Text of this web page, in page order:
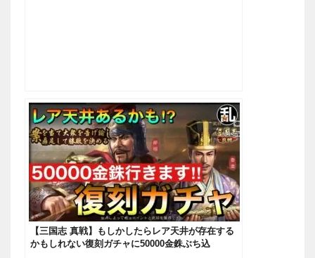
【三国志 真戦】もしかしたらレア天井が存在する
かもしれない復刻ガチャに50000金銖ぶち込